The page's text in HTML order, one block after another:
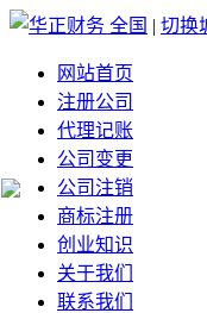
全国 | 切换
网站首页
注册公司
代理记账
公司变更
公司注销
商标注册
创业知识
关于我们
联系我们